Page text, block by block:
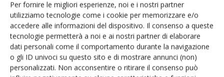
Per fornire le migliori esperienze, noi e i nostri partner
utilizziamo tecnologie come i cookie per memorizzare e/o
accedere alle informazioni del dispositivo. Il consenso a queste
tecnologie permetterà a noi e ai nostri partner di elaborare
dati personali come il comportamento durante la navigazione
o gli ID univoci su questo sito e di mostrare annunci (non)
personalizzati. Non acconsentire o ritirare il consenso può
Daniele Colombo